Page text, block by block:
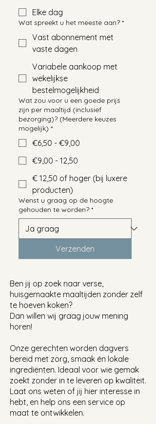
Elke dag
Wat spreekt u het meeste aan? *
Vast abonnement met
vaste dagen
Variabele aankoop met
wekelijkse
bestelmogelijkheid
Wat zou voor u een goede prijs
zijn per maaltijd (inclusief
bezorging)? (Meerdere keuzes
mogelijk) *
€6,50 - €9,00
€9,00 - 12,50
€ 12,50 of hoger (bij luxere
producten)
Wenst u graag op de hoogte
gehouden te worden? *
Verzenden
Ben jij op zoek naar verse,
huisgemaakte maaltijden zonder zelf
te hoeven koken?
Dan willen wij graag jouw mening
horen!
Onze gerechten worden dagvers
bereid met zorg, smaak én lokale
ingrediënten. Ideaal voor wie gemak
zoekt zonder in te leveren op kwaliteit.
Laat ons weten of jij hier interesse in
hebt, en help ons een service op
maat te ontwikkelen.